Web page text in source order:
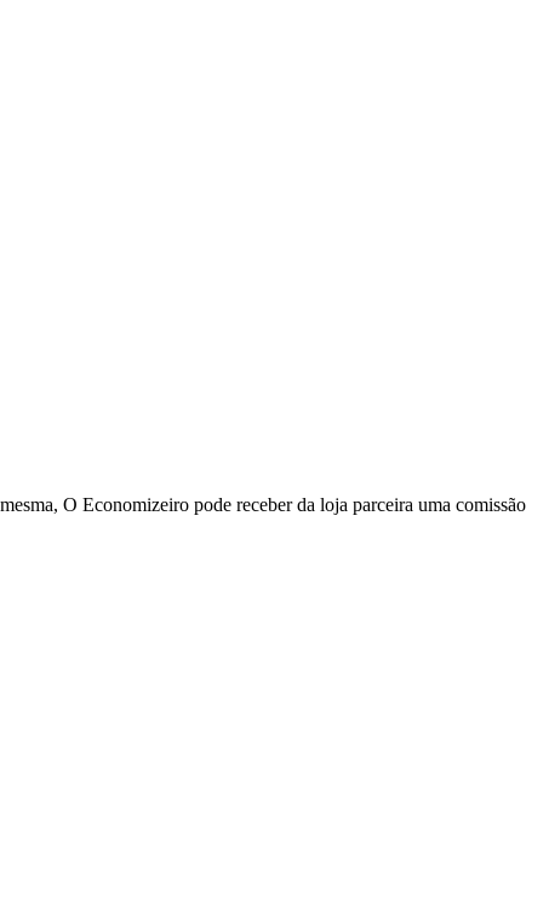
O Economizeiro pode receber da loja parceira uma comissão